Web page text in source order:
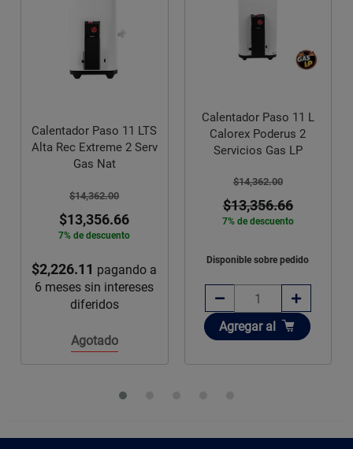
Calentador Paso 11 LTS
Alta Rec Extreme 2 Serv
Gas Nat
$14,362.00
$13,356.66
7% de descuento
$2,226.11 pagando a
6 meses sin intereses
diferidos
Agotado
Calentador Paso 11 L
Calorex Poderus 2
Servicios Gas LP
$14,362.00
$13,356.66
7% de descuento
Disponible sobre pedido
Añadir
Agregar al